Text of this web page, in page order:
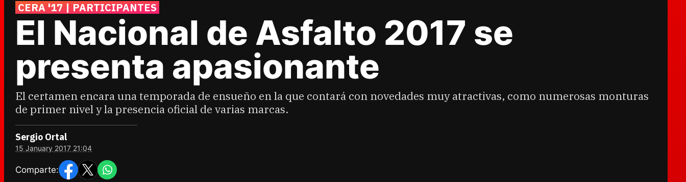
CERA '17 | PARTICIPANTES
El Nacional de Asfalto 2017 se
presenta apasionante
El certamen encara una temporada de ensueño en la que contará con novedades muy atractivas, como numerosas monturas
de primer nivel y la presencia oficial de varias marcas.
Sergio Ortal
15 January 2017 21:04
Comparte: